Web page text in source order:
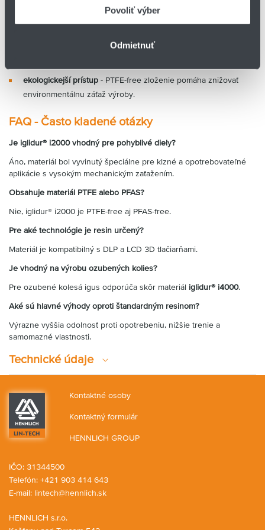
Povoliť výber
Odmietnuť
nižšie servisné náklady- samomazné vlastnosti eliminujú
potrebu pravidelného mazania a údržby.
vhodné pre technické aplikácie- materiál je optimalizovaný pre
ekologickejší prístup - PTFE-free zloženie pomáha znižovať
environmentálnu záťaž výroby.
FAQ - Často kladené otázky
Je iglidur® i2000 vhodný pre pohyblivé diely?
Áno, materiál bol vyvinutý špeciálne pre klzné a opotrebovateľné
aplikácie s vysokým mechanickým zaťažením.
Obsahuje materiál PTFE alebo PFAS?
Nie, iglidur® i2000 je PTFE-free aj PFAS-free.
Pre aké technológie je resin určený?
Materiál je kompatibilný s DLP a LCD 3D tlačiarňami.
Je vhodný na výrobu ozubených kolies?
Pre ozubené kolesá igus odporúča skôr materiál iglidur® i4000.
Aké sú hlavné výhody oproti štandardným resinom?
Výrazne vyššia odolnosť proti opotrebeniu, nižšie trenie a
samomazné vlastnosti.
Technické údaje
Kontaktné osoby
Kontaktný formulár
HENNLICH GROUP
HENNLICH s.r.o.
IČO: 31344500
Telefón: +421 903 414 643
E-mail: lintech@hennlich.sk